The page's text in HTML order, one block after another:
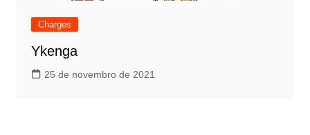
Charges
Ykenga
25 de novembro de 2021